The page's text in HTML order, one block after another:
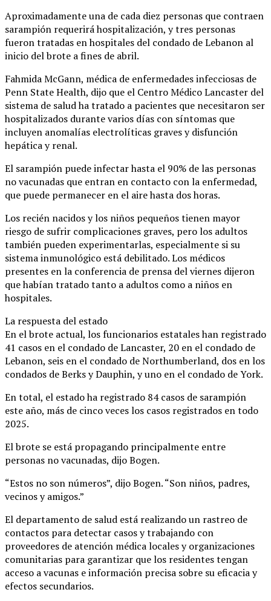
Aproximadamente una de cada diez personas que contraen
sarampión requerirá hospitalización, y tres personas
fueron tratadas en hospitales del condado de Lebanon al
inicio del brote a fines de abril.
Fahmida McGann, médica de enfermedades infecciosas de
Penn State Health, dijo que el Centro Médico Lancaster del
sistema de salud ha tratado a pacientes que necesitaron ser
hospitalizados durante varios días con síntomas que
incluyen anomalías electrolíticas graves y disfunción
hepática y renal.
El sarampión puede infectar hasta el 90% de las personas
no vacunadas que entran en contacto con la enfermedad,
que puede permanecer en el aire hasta dos horas.
Los recién nacidos y los niños pequeños tienen mayor
riesgo de sufrir complicaciones graves, pero los adultos
también pueden experimentarlas, especialmente si su
sistema inmunológico está debilitado. Los médicos
presentes en la conferencia de prensa del viernes dijeron
que habían tratado tanto a adultos como a niños en
hospitales.
La respuesta del estado
En el brote actual, los funcionarios estatales han registrado
41 casos en el condado de Lancaster, 20 en el condado de
Lebanon, seis en el condado de Northumberland, dos en los
condados de Berks y Dauphin, y uno en el condado de York.
En total, el estado ha registrado 84 casos de sarampión
este año, más de cinco veces los casos registrados en todo
2025.
El brote se está propagando principalmente entre
personas no vacunadas, dijo Bogen.
“Estos no son números”, dijo Bogen. “Son niños, padres,
vecinos y amigos.”
El departamento de salud está realizando un rastreo de
contactos para detectar casos y trabajando con
proveedores de atención médica locales y organizaciones
comunitarias para garantizar que los residentes tengan
acceso a vacunas e información precisa sobre su eficacia y
efectos secundarios.